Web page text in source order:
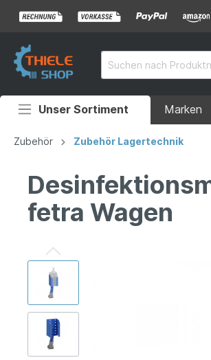
Unser Sortiment Marken
Auffahrrampen
Rollstuhlrampen
Überladebrücken
Gerüsttechnik
Zubehör Zubehör Lagertechnik
fetra Wagen